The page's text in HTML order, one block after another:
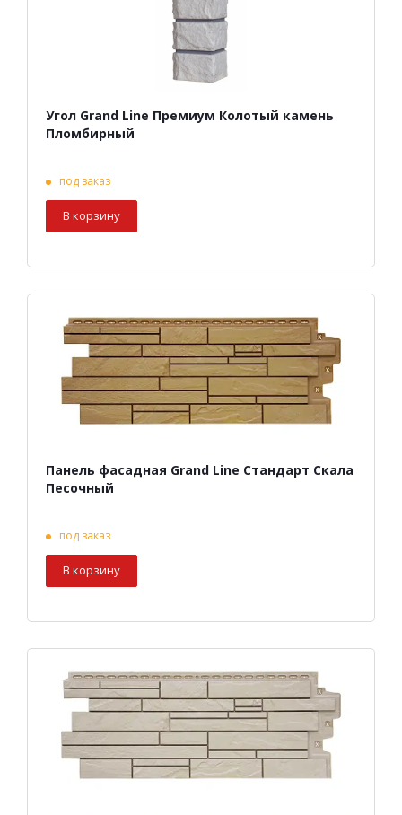
Угол Grand Line Премиум Колотый камень
Пломбирный
под заказ
В корзину
Панель фасадная Grand Line Стандарт Скала
Песочный
под заказ
В корзину